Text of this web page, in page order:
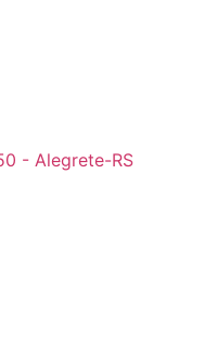
- Alegrete-RS